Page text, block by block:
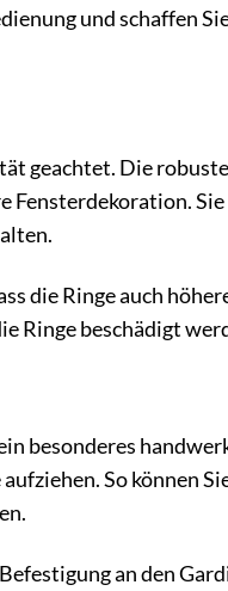
und schaffen
geachtet. Die
die Ringe auch
Ringe beschädigt
So können
an den